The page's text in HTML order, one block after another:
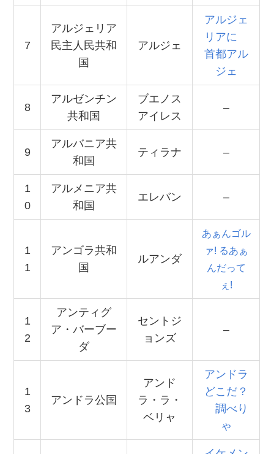
7
アルジェリア
民主人民共和
国
アルジェ
アルジェ
リアに
首都アル
ジェ
8
アルゼンチン
共和国
ブエノス
アイレス
–
9
アルバニア共
和国
ティラナ –
1
0
アルメニア共
和国
エレバン –
1
1
アンゴラ共和
国
ルアンダ
あぁんゴル
ァ! るあぁ
んだって
ぇ!
1
2
アンティグ
ア・バーブー
ダ
セントジ
ョンズ
–
1
3
アンドラ公国
アンド
ラ・ラ・
ベリャ
アンドラ
どこだ？
調べり
ゃ